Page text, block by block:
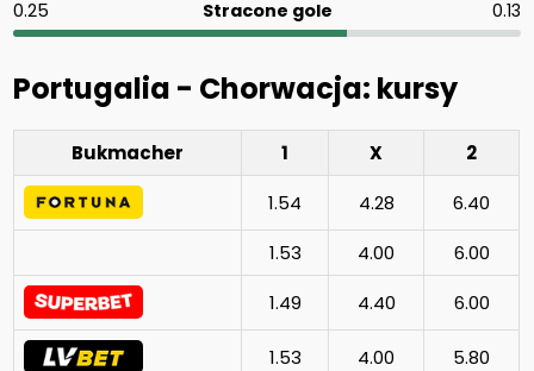
0.25 Stracone gole 0.13
Portugalia - Chorwacja: kursy
Bukmacher 1 X
2
1.54
4.28
6.40
1.53
4.00
6.00
1.49
4.40 6.00
1.53 4.00 5.80